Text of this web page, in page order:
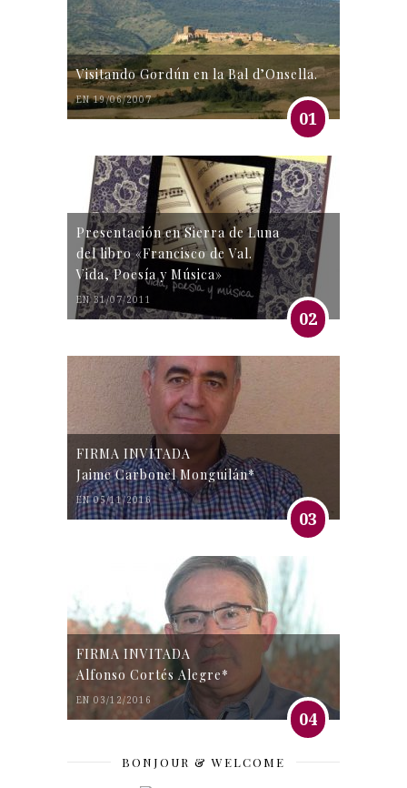
Visitando Gordún en la Bal d’Onsella.
EN 19/06/2007
01
Presentación en Sierra de Luna
del libro «Francisco de Val.
Vida, Poesía y Música»
EN 31/07/2011
02
FIRMA INVITADA
Jaime Carbonel Monguilán*
EN 05/11/2016
03
FIRMA INVITADA
Alfonso Cortés Alegre*
EN 03/12/2016
04
BONJOUR & WELCOME